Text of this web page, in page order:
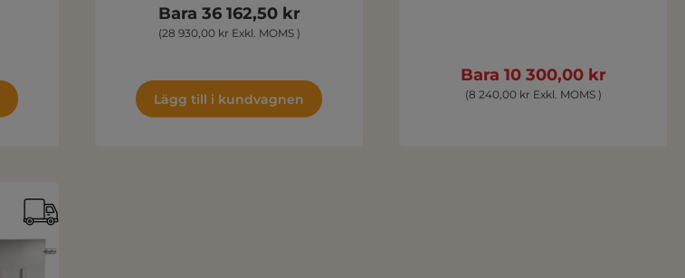
Bara 36 162,50 kr
(28 930,00 kr Exkl. MOMS )
Lägg till i kundvagnen
Bara 10 300,00 kr
(8 240,00 kr Exkl. MOMS )